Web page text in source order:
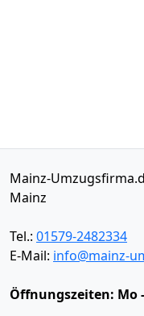
Mainz-
Mainz
Tel.: 01579-2482334
E-Mail: info@mainz-
Öffnungszeiten: Mo